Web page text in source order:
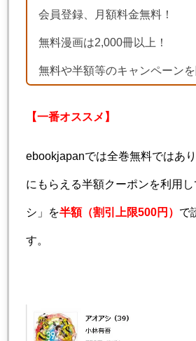
会員登録、月額料金無料！
無料漫画は2,000冊以上！
無料や半額等のキャンペーンを
【一番オススメ】
ebookjapanでは全巻無料ではあ
にもらえる半額クーポンを利用
シ」を半額（割引上限500円） で
す。